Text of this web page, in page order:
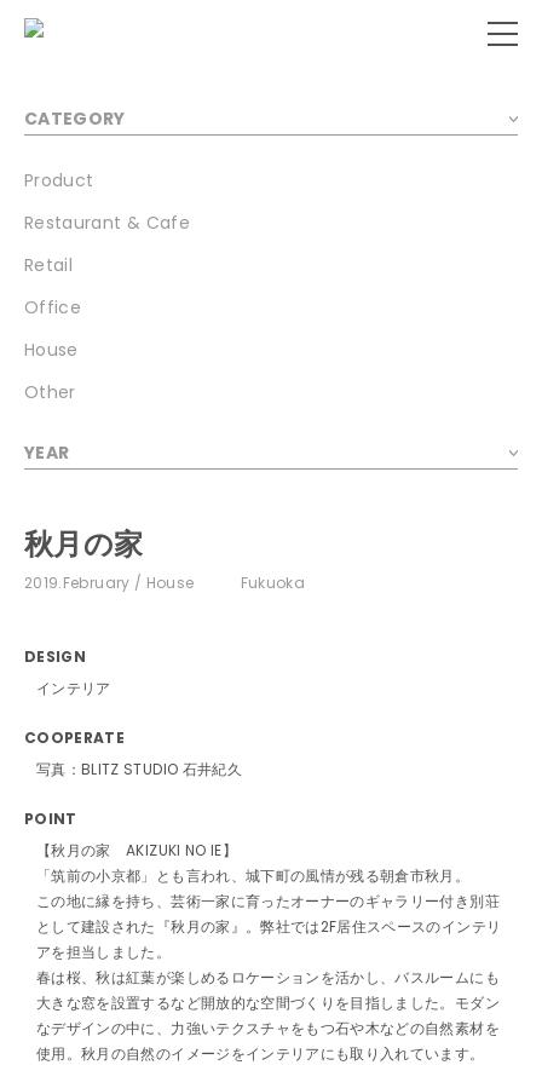
CATEGORY
Product
Restaurant & Cafe
Retail
Office
House
Other
YEAR
秋月の家
2019.February House Fukuoka
DESIGN
インテリア
COOPERATE
写真：BLITZ STUDIO 石井紀久
POINT
【秋月の家 AKIZUKI NO IE】
「筑前の小京都」とも言われ、城下町の風情が残る朝倉市秋月。
この地に縁を持ち、芸術一家に育ったオーナーのギャラリー付き別荘
として建設された『秋月の家』。弊社では2F居住スペースのインテリ
アを担当しました。
春は桜、秋は紅葉が楽しめるロケーションを活かし、バスルームにも
大きな窓を設置するなど開放的な空間づくりを目指しました。モダン
なデザインの中に、力強いテクスチャをもつ石や木などの自然素材を
使用。秋月の自然のイメージをインテリアにも取り入れています。